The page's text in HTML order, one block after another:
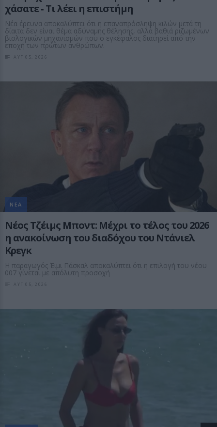
χάσατε ‑ Τι λέει η επιστήμη
Νέα έρευνα αποκαλύπτει ότι η επαναπρόσληψη κιλών μετά τη
δίαιτα δεν είναι θέμα αδύναμης θέλησης, αλλά βαθιά ριζωμένων
βιολογικών μηχανισμών που ο εγκέφαλος διατηρεί από την
εποχή των πρώτων ανθρώπων.
ΑΥΓ 05, 2026
ΝΕΑ
Νέος Τζέιμς Μποντ: Μέχρι το τέλος του 2026
η ανακοίνωση του διαδόχου του Ντάνιελ
Κρεγκ
Η παραγωγός Έιμι Πάσκαλ αποκαλύπτει ότι η επιλογή του νέου
007 γίνεται με απόλυτη προσοχή
ΑΥΓ 05, 2026